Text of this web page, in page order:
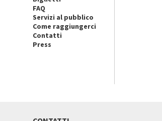
FAQ
Servizi al pubblico
Come raggiungerci
Contatti
Press